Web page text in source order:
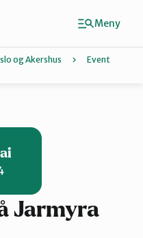
og Akershus
Event
Jarmyra